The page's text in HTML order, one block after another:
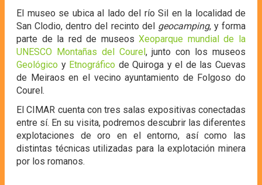
El museo se ubica al lado del río Sil en la localidad de
San Clodio, dentro del recinto del geocamping, y forma
parte de la red de museosXeoparque mundial de la
UNESCO Montañas del Courel, junto con los museos
Geológico y Etnográfico de Quiroga y el de las Cuevas
de Meiraos en el vecino ayuntamiento de Folgoso do
Courel.
El CIMAR cuenta con tres salas expositivas conectadas
entre sí. En su visita, podremos descubrir las diferentes
explotaciones de oro en el entorno, así como las
distintas técnicas utilizadas para la explotación minera
por los romanos.